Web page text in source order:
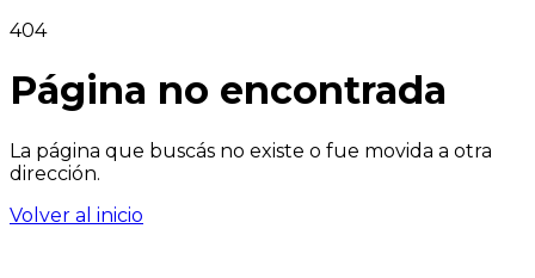
404
Página no encontrada
La página que buscás no existe o fue movida a otra
dirección.
Volver al inicio